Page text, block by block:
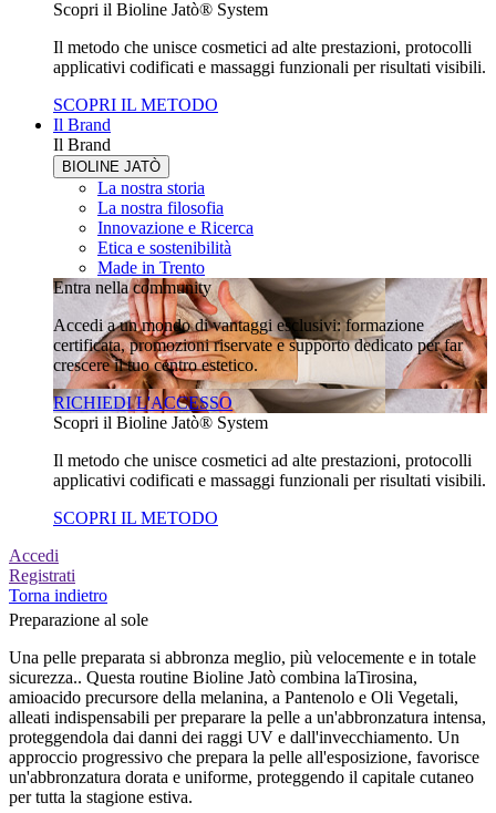
Scopri il Bioline Jatò® System
Il metodo che unisce cosmetici ad alte prestazioni, protocolli
applicativi codificati e massaggi funzionali per risultati visibili.
SCOPRI IL METODO
Il Brand
Il Brand
BIOLINE JATÒ
La nostra storia
La nostra filosofia
Innovazione e Ricerca
Etica e sostenibilità
Made in Trento
Entra nella community
Accedi a un mondo di vantaggi esclusivi: formazione
certificata, promozioni riservate e supporto dedicato per far
crescere il tuo centro estetico.
RICHIEDI L'ACCESSO
Scopri il Bioline Jatò® System
Il metodo che unisce cosmetici ad alte prestazioni, protocolli
applicativi codificati e massaggi funzionali per risultati visibili.
SCOPRI IL METODO
Accedi
Registrati
Torna indietro
Preparazione al sole
Una pelle preparata si abbronza meglio, più velocemente e in totale
sicurezza.. Questa routine Bioline Jatò combina laTirosina,
amioacido precursore della melanina, a Pantenolo e Oli Vegetali,
alleati indispensabili per preparare la pelle a un'abbronzatura intensa,
proteggendola dai danni dei raggi UV e dall'invecchiamento. Un
approccio progressivo che prepara la pelle all'esposizione, favorisce
un'abbronzatura dorata e uniforme, proteggendo il capitale cutaneo
per tutta la stagione estiva.